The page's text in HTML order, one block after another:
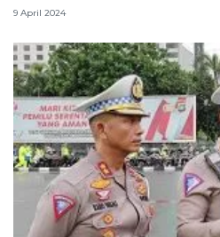
9 April 2024